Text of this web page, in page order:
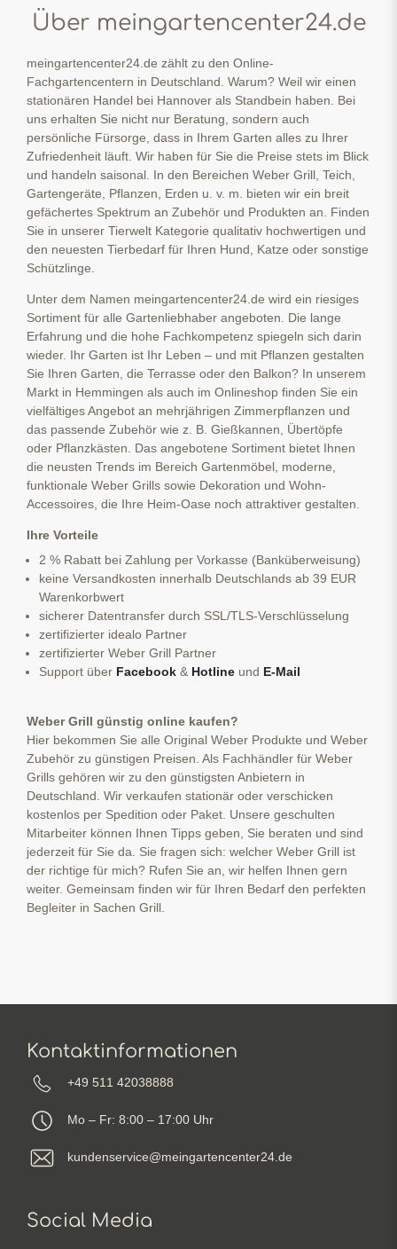
Über meingartencenter24.de
meingartencenter24.de zählt zu den Online-
Fachgartencentern in Deutschland. Warum? Weil wir einen
stationären Handel bei Hannover als Standbein haben. Bei
uns erhalten Sie nicht nur Beratung, sondern auch
persönliche Fürsorge, dass in Ihrem Garten alles zu Ihrer
Zufriedenheit läuft. Wir haben für Sie die Preise stets im Blick
und handeln saisonal. In den Bereichen Weber Grill, Teich,
Gartengeräte, Pflanzen, Erden u. v. m. bieten wir ein breit
gefächertes Spektrum an Zubehör und Produkten an. Finden
Sie in unserer Tierwelt Kategorie qualitativ hochwertigen und
den neuesten Tierbedarf für Ihren Hund, Katze oder sonstige
Schützlinge.
Unter dem Namen meingartencenter24.de wird ein riesiges
Sortiment für alle Gartenliebhaber angeboten. Die lange
Erfahrung und die hohe Fachkompetenz spiegeln sich darin
wieder. Ihr Garten ist Ihr Leben – und mit Pflanzen gestalten
Sie Ihren Garten, die Terrasse oder den Balkon? In unserem
Markt in Hemmingen als auch im Onlineshop finden Sie ein
vielfältiges Angebot an mehrjährigen Zimmerpflanzen und
das passende Zubehör wie z. B. Gießkannen, Übertöpfe
oder Pflanzkästen. Das angebotene Sortiment bietet Ihnen
die neusten Trends im Bereich Gartenmöbel, moderne,
funktionale Weber Grills sowie Dekoration und Wohn-
Accessoires, die Ihre Heim-Oase noch attraktiver gestalten.
Ihre Vorteile
2 % Rabatt bei Zahlung per Vorkasse (Banküberweisung)
keine Versandkosten innerhalb Deutschlands ab 39 EUR
Warenkorbwert
sicherer Datentransfer durch SSL/TLS-Verschlüsselung
zertifizierter idealo Partner
zertifizierter Weber Grill Partner
Support über Facebook & Hotline und E-Mail
Weber Grill günstig online kaufen?
Hier bekommen Sie alle Original Weber Produkte und Weber
Zubehör zu günstigen Preisen. Als Fachhändler für Weber
Grills gehören wir zu den günstigsten Anbietern in
Deutschland. Wir verkaufen stationär oder verschicken
kostenlos per Spedition oder Paket. Unsere geschulten
Mitarbeiter können Ihnen Tipps geben, Sie beraten und sind
jederzeit für Sie da. Sie fragen sich: welcher Weber Grill ist
der richtige für mich? Rufen Sie an, wir helfen Ihnen gern
weiter. Gemeinsam finden wir für Ihren Bedarf den perfekten
Begleiter in Sachen Grill.
Kontaktinformationen
+49 511 42038888
Mo – Fr: 8:00 – 17:00 Uhr
kundenservice@meingartencenter24.de
Social Media